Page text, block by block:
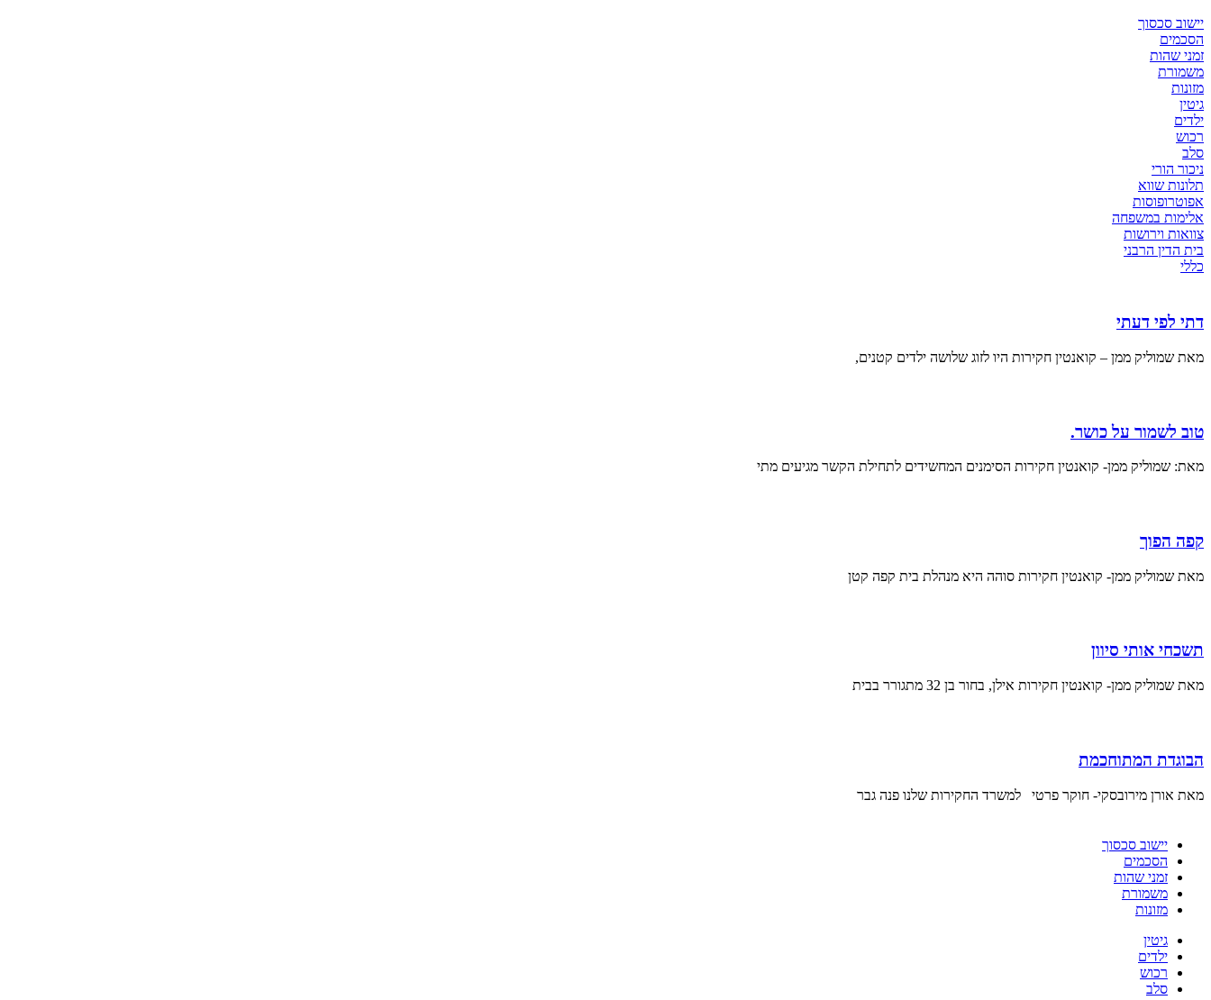
יישוב סכסוך
הסכמים
זמני שהות
משמורת
מזונות
גיטין
ילדים
רכוש
סלב
ניכור הורי
תלונות שווא
אפוטרופוסות
אלימות במשפחה
צוואות וירושות
בית הדין הרבני
כללי
דתי לפי דעתי
מאת שמוליק ממן – קואנטין חקירות היו לזוג שלושה ילדים קטנים,
טוב לשמור על כושר.
מאת: שמוליק ממן- קואנטין חקירות הסימנים המחשידים לתחילת הקשר מגיעים מתי
קפה הפוך
מאת שמוליק ממן- קואנטין חקירות סוהה היא מנהלת בית קפה קטן
תשכחי אותי סיוון
מאת שמוליק ממן- קואנטין חקירות אילן, בחור בן 32 מתגורר בבית
הבוגדת המתוחכמת
מאת אורן מירובסקי- חוקר פרטי למשרד החקירות שלנו פנה גבר
יישוב סכסוך
הסכמים
זמני שהות
משמורת
מזונות
גיטין
ילדים
רכוש
סלב